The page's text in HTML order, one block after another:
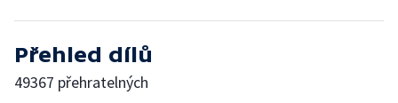
Přehled dílů
49367 přehratelných